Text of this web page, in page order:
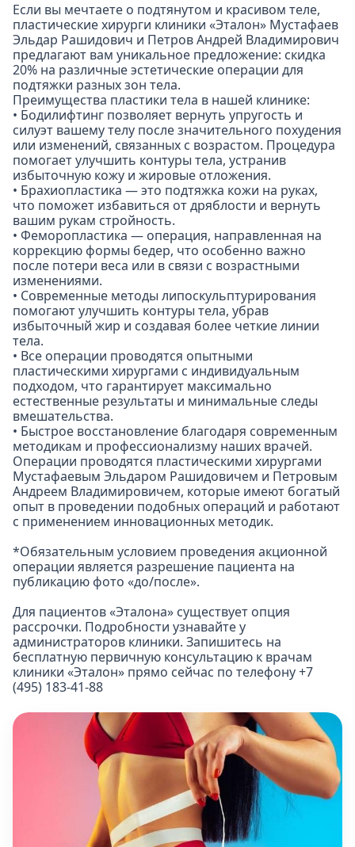
Если вы мечтаете о подтянутом и красивом теле,
пластические хирурги клиники «Эталон» Мустафаев
Эльдар Рашидович и Петров Андрей Владимирович
предлагают вам уникальное предложение: скидка
20% на различные эстетические операции для
подтяжки разных зон тела.
Преимущества пластики тела в нашей клинике:
• Бодилифтинг позволяет вернуть упругость и
силуэт вашему телу после значительного похудения
или изменений, связанных с возрастом. Процедура
помогает улучшить контуры тела, устранив
избыточную кожу и жировые отложения.
• Брахиопластика — это подтяжка кожи на руках,
что поможет избавиться от дряблости и вернуть
вашим рукам стройность.
• Феморопластика — операция, направленная на
коррекцию формы бедер, что особенно важно
после потери веса или в связи с возрастными
изменениями.
• Современные методы липоскульптурирования
помогают улучшить контуры тела, убрав
избыточный жир и создавая более четкие линии
тела.
• Все операции проводятся опытными
пластическими хирургами с индивидуальным
подходом, что гарантирует максимально
естественные результаты и минимальные следы
вмешательства.
• Быстрое восстановление благодаря современным
методикам и профессионализму наших врачей.
Операции проводятся пластическими хирургами
Мустафаевым Эльдаром Рашидовичем и Петровым
Андреем Владимировичем, которые имеют богатый
опыт в проведении подобных операций и работают
с применением инновационных методик.
*Обязательным условием проведения акционной
операции является разрешение пациента на
публикацию фото «до/после».
Для пациентов «Эталона» существует опция
рассрочки. Подробности узнавайте у
администраторов клиники. Запишитесь на
бесплатную первичную консультацию к врачам
клиники «Эталон» прямо сейчас по телефону +7
(495) 183-41-88